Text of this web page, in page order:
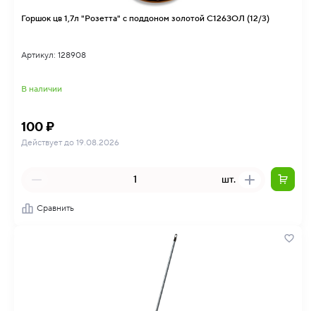
Горшок цв 1,7л "Розетта" с поддоном золотой С126ЗОЛ (12/3)
Артикул: 128908
В наличии
100 ₽
Действует до 19.08.2026
шт.
Сравнить